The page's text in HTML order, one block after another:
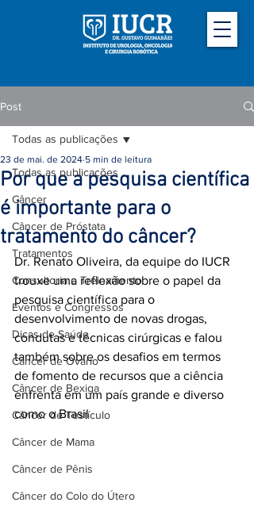
Post
Todas as publicações
Câncer
Câncer de Próstata
Tratamentos
Consultoria e Treinamento
Eventos e Congressos
Dicas de Saúde
Câncer de Ovário
Câncer de Bexiga
Câncer de Testículo
Câncer de Mama
Câncer de Pênis
Câncer do Colo do Útero
Todas as publicações
Por que a pesquisa científica
é importante para o
tratamento do câncer?
23 de mai. de 2024 5 min de leitura
Dr. Renato Oliveira, da equipe do IUCR
trouxe uma reflexão sobre o papel da
pesquisa científica para o
desenvolvimento de novas drogas,
condutas e técnicas cirúrgicas e falou
também sobre os desafios em termos
de fomento de recursos que a ciência
enfrenta em um país grande e diverso
como o Brasil